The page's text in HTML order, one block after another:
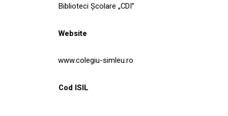
Biblioteci Școlare „CDI”
Website
www.colegiu-simleu.ro
Cod ISIL